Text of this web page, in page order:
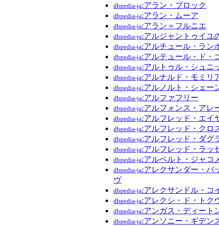
dbpedia-ja:アラン・ブロック
dbpedia-ja:アラン・ムーア
dbpedia-ja:アラン＝フルニエ
dbpedia-ja:アルジャントゥイユ
dbpedia-ja:アルチュール・ラン
dbpedia-ja:アルテュール・ド・
dbpedia-ja:アルトゥル・シュニ
dbpedia-ja:アルナルド・モミリ
dbpedia-ja:アルノルト・シェー
dbpedia-ja:アルファフリー
dbpedia-ja:アルフォンス・アレ
dbpedia-ja:アルフレッド・エイ
dbpedia-ja:アルフレッド・クロ
dbpedia-ja:アルフレッド・ダグ
dbpedia-ja:アルフレッド・ラッ
dbpedia-ja:アルベルト・ジャコ
dbpedia-ja:アレクサンダー・パ
ヴ
dbpedia-ja:アレクサンドル・コ
dbpedia-ja:アレクシ・ド・トク
dbpedia-ja:アンガス・ディート
dbpedia-ja:アンソニー・ギデン